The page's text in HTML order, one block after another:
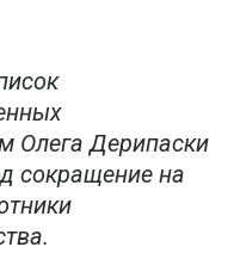
Олега Дерипаски
сокращение на